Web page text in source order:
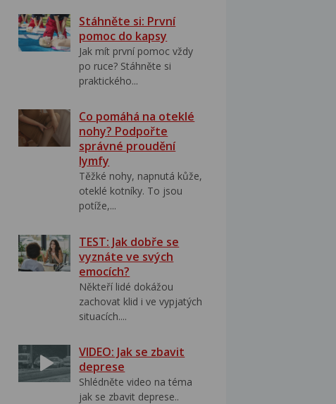
Stáhněte si: První
pomoc do kapsy
Jak mít první pomoc vždy
po ruce? Stáhněte si
praktického...
Co pomáhá na oteklé
nohy? Podpořte
správné proudění
lymfy
Těžké nohy, napnutá kůže,
oteklé kotníky. To jsou
potíže,...
TEST: Jak dobře se
vyznáte ve svých
emocích?
Někteří lidé dokážou
zachovat klid i ve vypjatých
situacích....
VIDEO: Jak se zbavit
deprese
Shlédněte video na téma
jak se zbavit deprese..